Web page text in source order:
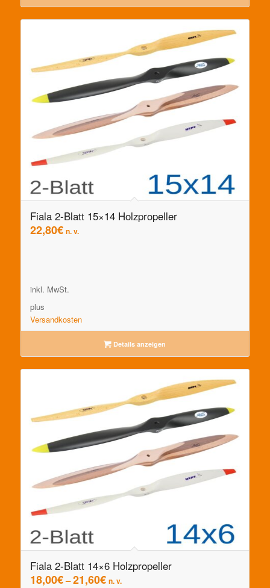
Fiala 2-Blatt 15×14 Holzpropeller
22,80€ n. v.
inkl. MwSt.
plus
Versandkosten
Details anzeigen
Fiala 2-Blatt 14×6 Holzpropeller
18,00€–21,60€ n. v.